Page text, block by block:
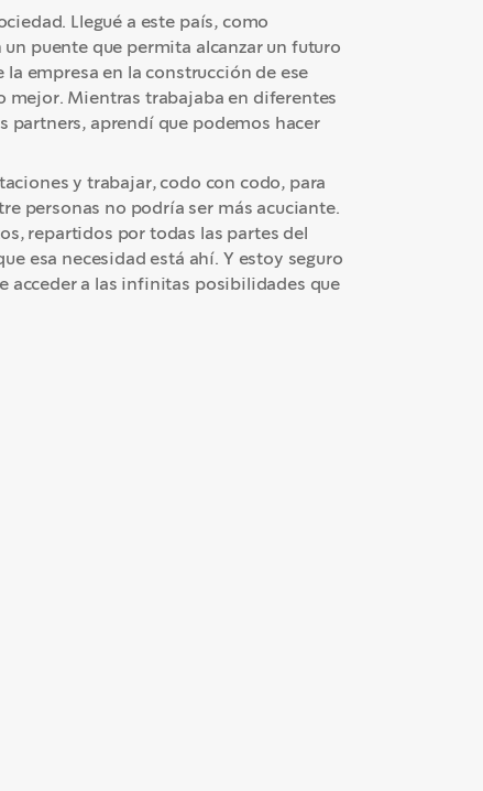
Llegué a este país, como
puente que permita alcanzar un futuro
empresa en la construcción de ese
mejor. Mientras trabajaba en diferentes
partners, aprendí que podemos hacer
y trabajar, codo con codo, para
personas no podría ser más acuciante.
repartidos por todas las partes del
esa necesidad está ahí. Y estoy seguro
acceder a las infinitas posibilidades que